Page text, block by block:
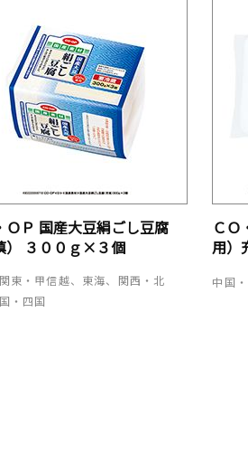
ＯＰ 国産大豆絹ごし豆腐
） ３００ｇ×３個
東・甲信越、東海、関西・北
・四国
ＣＯ
用）
中国